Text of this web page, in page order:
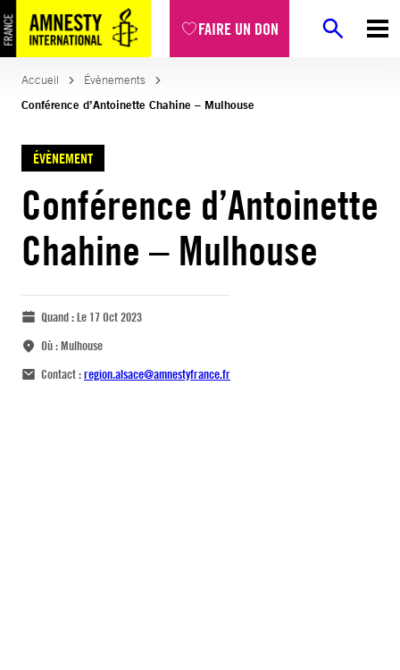
FAIRE UN DON
Accueil
Évènements
Conférence d’Antoinette Chahine – Mulhouse
ÉVÈNEMENT
Conférence d’Antoinette
Chahine – Mulhouse
Quand :Le 17 Oct 2023
Où :Mulhouse
Contact :region.alsace@amnestyfrance.fr